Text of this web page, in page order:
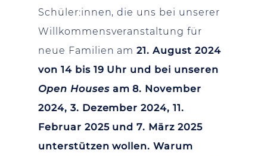
Schüler:innen, die uns bei unserer
Willkommensveranstaltung für
neue Familien am21. August 2024
von 14 bis 19 Uhr und bei unseren
Open Houses am 8. November
2024, 3. Dezember 2024, 11.
Februar 2025 und 7. März 2025
unterstützen wollen. Warum